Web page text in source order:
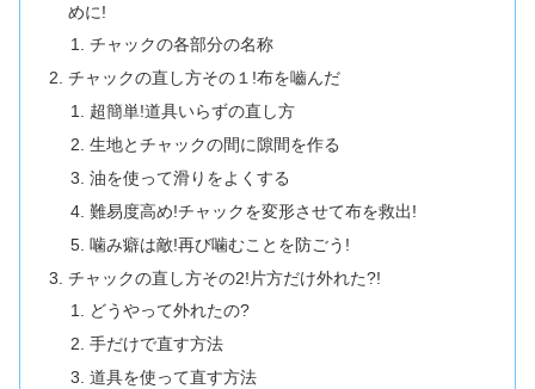
めに!
チャックの各部分の名称
チャックの直し方その１!布を嚙んだ
超簡単!道具いらずの直し方
生地とチャックの間に隙間を作る
油を使って滑りをよくする
難易度高め!チャックを変形させて布を救出!
噛み癖は敵!再び噛むことを防ごう!
チャックの直し方その2!片方だけ外れた?!
どうやって外れたの?
手だけで直す方法
道具を使って直す方法